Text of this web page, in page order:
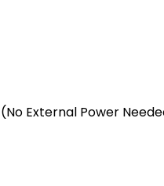
External Power